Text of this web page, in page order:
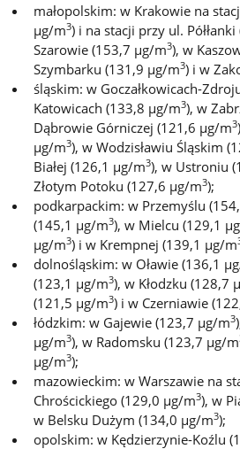
małopolskim: w Krakowie na
µg/m3) i na stacji przy ul.
Szarowie (153,7 µg/m3), w
Szymbarku (131,9 µg/m3) i w
śląskim: w Goczałkowicach-
Katowicach (133,8 µg/m3), w
Dąbrowie Górniczej (121,6 µg/m3
µg/m3), w Wodzisławiu Śląskim
Białej (126,1 µg/m3), w Ustroniu
Złotym Potoku (127,6 µg/m3);
podkarpackim: w Przemyślu
(145,1 µg/m3), w Mielcu (129,1
µg/m3) i w Krempnej (139,1 µg/m
dolnośląskim: w Oławie (136,1
(123,1 µg/m3), w Kłodzku (128,7
(121,5 µg/m3) i w Czerniawie
łódzkim: w Gajewie (123,7 µg/m3
µg/m3), w Radomsku (123,7 µg/m
µg/m3);
mazowieckim: w Warszawie na
Chrościckiego (129,0 µg/m3), w
w Belsku Dużym (134,0 µg/m3);
opolskim: w Kędzierzynie-Koźlu